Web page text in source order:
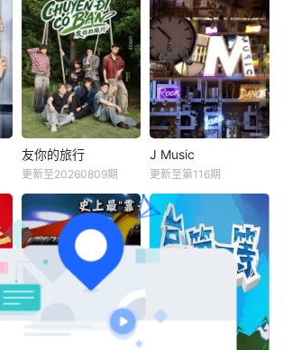
友你的旅行
黎范明君
谢黄隆
越南新生代组合UP
RIZE开启为期10天
的中国湖南深度旅
们走过湖南的长
沙、醴陵、湘潭、
友你的旅行
更新至20260809期
J Music
《劲歌》寿终
正寝，据 TVB mus
ic group 宣传，TV
B 新音乐节目名为
《J Music》，5 月
10:30 于翡翠台播
放，当中还为该台
J Music
更新至第116期